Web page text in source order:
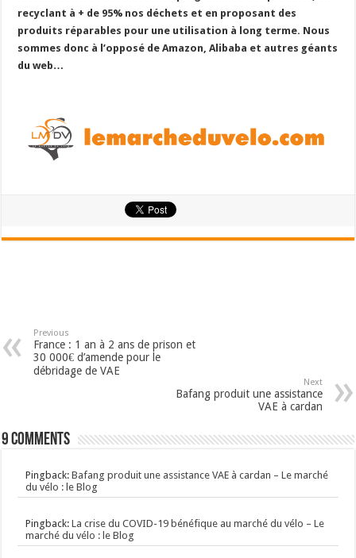
recyclant à + de 95% nos déchets et en proposant des
produits réparables pour une utilisation à long terme. Nous
sommes donc à l’opposé de Amazon, Alibaba et autres géants
du web…
Previous
France : 1 an à 2 ans de prison et
30 000€ d’amende pour le
débridage de VAE
Next
Bafang produit une assistance
VAE à cardan
9 comments
Pingback:Bafang produit une assistance VAE à cardan – Le marché
du vélo : le Blog
Pingback:La crise du COVID-19 bénéfique au marché du vélo – Le
marché du vélo : le Blog